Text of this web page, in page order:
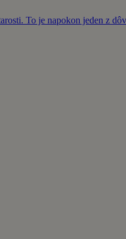
To je napokon jeden z